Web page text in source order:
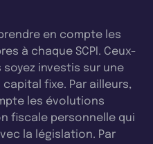
en compte les
à chaque SCPI. Ceux-
investis sur une
capital fixe. Par ailleurs,
les évolutions
fiscale personnelle qui
la législation. Par